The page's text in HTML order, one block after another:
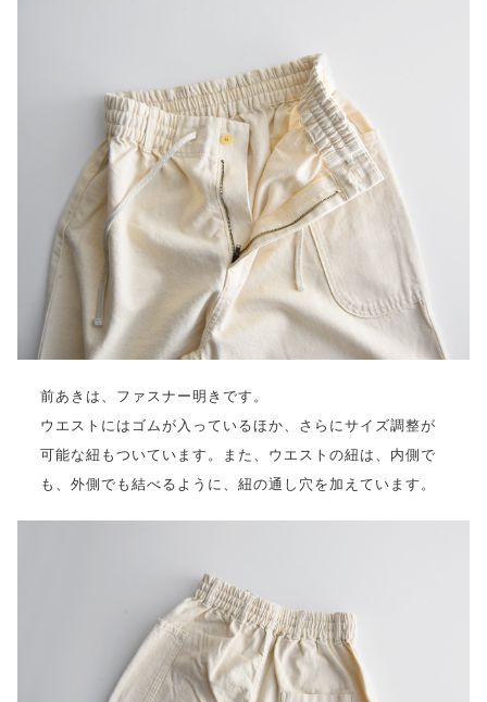
前あきは、ファスナー明きです。
ウエストにはゴムが入っているほか、さらにサイズ調整が
可能な紐もついています。また、ウエストの紐は、内側で
も、外側でも結べるように、紐の通し穴を加えています。